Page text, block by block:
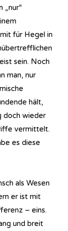
„nur“
für Hegel in
sein. Noch
man, nur
hält,
doch wieder
vermittelt.
es diese
als Wesen
er ist mit
– eins.
und breit